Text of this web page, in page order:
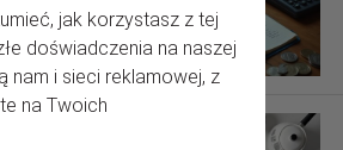
zimy,
snu i
jak korzystasz z tej
doświadczenia na naszej
nam i sieci reklamowej, z
na Twoich